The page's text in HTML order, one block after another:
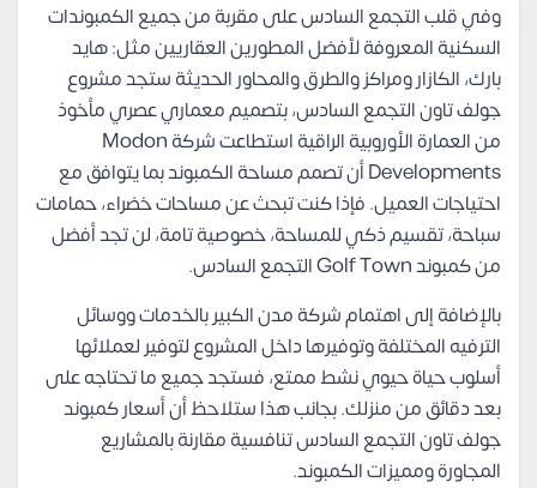
وفي قلب التجمع السادس على مقربة من جميع الكمبوندات
السكنية المعروفة لأفضل المطورين العقاريين مثل: هايد
بارك، الكازار ومراكز والطرق والمحاور الحديثة ستجد مشروع
جولف تاون التجمع السادس، بتصميم معماري عصري مأخوذ
من العمارة الأوروبية الراقية استطاعت شركة Modon
Developments أن تصمم مساحة الكمبوند بما يتوافق مع
احتياجات العميل. فإذا كنت تبحث عن مساحات خضراء، حمامات
سباحة، تقسيم ذكي للمساحة، خصوصية تامة، لن تجد أفضل
من كمبوند Golf Town التجمع السادس.
بالإضافة إلى اهتمام شركة مدن الكبير بالخدمات ووسائل
الترفيه المختلفة وتوفيرها داخل المشروع لتوفير لعملائها
أسلوب حياة حيوي نشط ممتع، فستجد جميع ما تحتاجه على
بعد دقائق من منزلك. بجانب هذا ستلاحظ أن أسعار كمبوند
جولف تاون التجمع السادس تنافسية مقارنة بالمشاريع
المجاورة ومميزات الكمبوند.